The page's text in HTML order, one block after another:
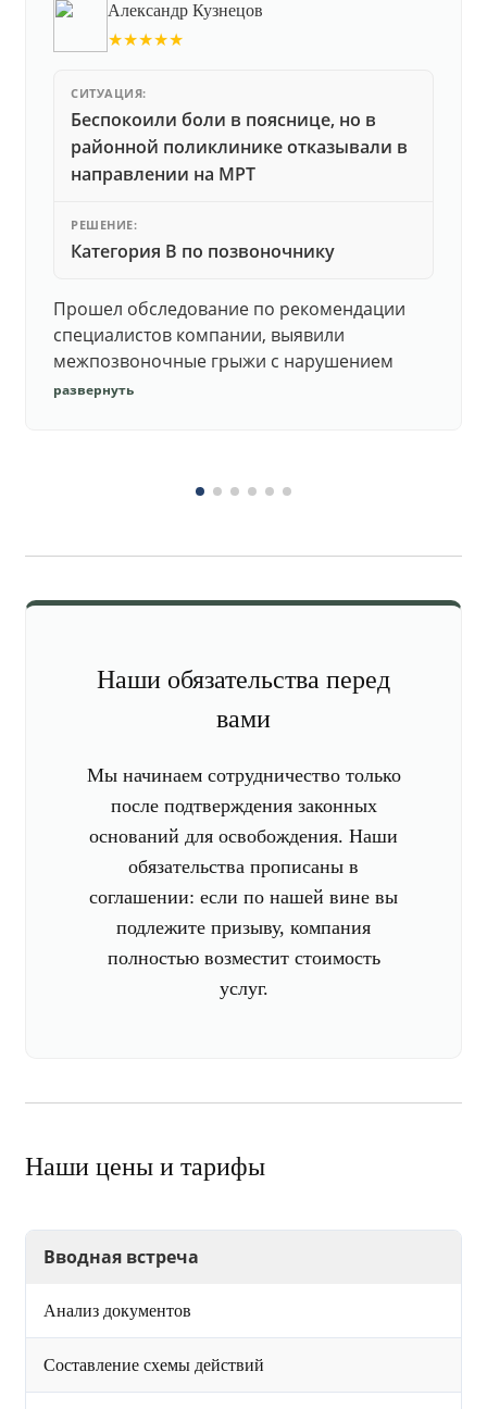
Александр Кузнецов
★★★★★
СИТУАЦИЯ:
Беспокоили боли в пояснице, но в
районной поликлинике отказывали в
направлении на МРТ
РЕШЕНИЕ:
Категория В по позвоночнику
Прошел обследование по рекомендации
специалистов компании, выявили
межпозвоночные грыжи с нарушением
функций. Юристы подготовили документы,
развернуть
Наши обязательства перед
вами
Мы начинаем сотрудничество только
после подтверждения законных
оснований для освобождения. Наши
обязательства прописаны в
соглашении: если по нашей вине вы
подлежите призыву, компания
полностью возместит стоимость
услуг.
Наши цены и тарифы
Вводная встреча
Анализ документов
Составление схемы действий